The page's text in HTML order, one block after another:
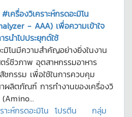
#เครื่องวิเคราะห์กรดอะมิโน
- AAA) เพื่อความเข้าใจ
นำไปประยุกต์ใช้
มิโนมีความสำคัญอย่างยิ่งในงาน
ร์ชีวภาพ อุตสาหกรรมอาหาร
ชกรรม เพื่อใช้ในการควบคุม
ลิตภัณฑ์ การทำงานของเครื่องวิ
(Amino...
าะห์กรดอะมิโน โปรตีน
กลุ่ม